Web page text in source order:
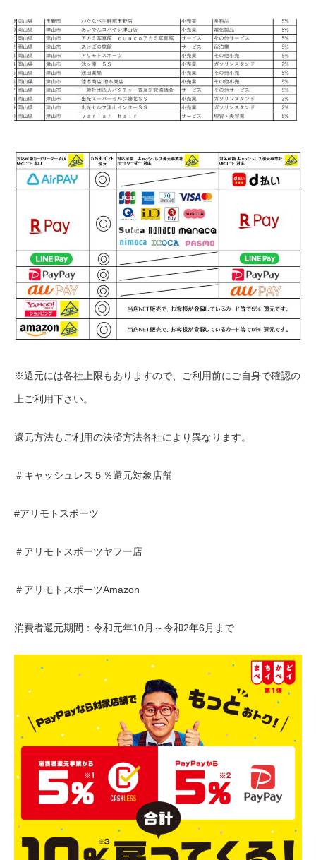
※還元には各社上限もありますので、ご利用前にご自身で確認の
上ご利用下さい。
還元方法もご利用の決済方法各社により異なります。
＃キャッシュレス５％還元対象店舗
#アリモトスポーツ
＃アリモトスポーツヤフー店
＃アリモトスポーツAmazon
消費者還元期間：令和元年10月～令和2年6月まで